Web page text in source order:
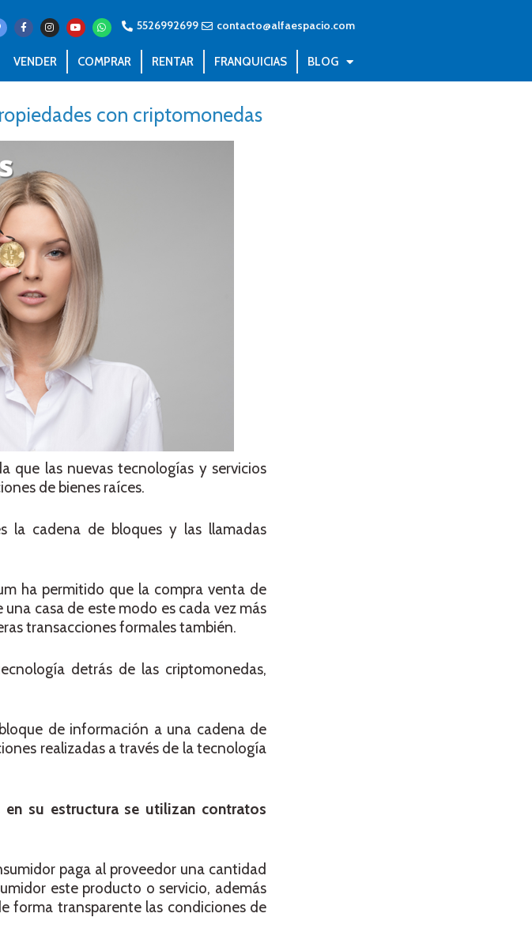
5526992699 contacto@alfaespacio.com
VENDER COMPRAR RENTAR FRANQUICIAS BLOG
con criptomonedas
que las nuevas tecnologías y servicios
de bienes raíces.
la cadena de bloques y las llamadas
ha permitido que la compra venta de
casa de este modo es cada vez más
transacciones formales también.
detrás de las criptomonedas,
de información a una cadena de
realizadas a través de la tecnología
su estructura se utilizan contratos
paga al proveedor una cantidad
este producto o servicio, además
forma transparente las condiciones de